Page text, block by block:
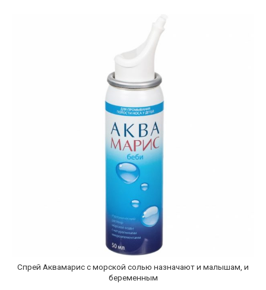
Спрей Аквамарис с морской солью назначают и малышам, и
беременным